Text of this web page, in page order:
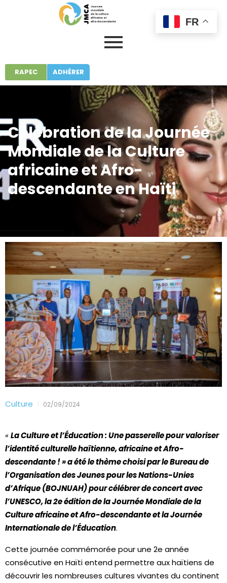
RAPEC ADHÉRER
Célébration de la Journée
Mondiale de la Culture
africaine et Afro-
descendante en Haïti
Culture 02/09/2024
«La Culture et l’Éducation : Une passerelle pour valoriser
l’identité culturelle haïtienne, africaine et Afro-
descendante ! » a été le thème choisi par le Bureau de
l’Organisation des Jeunes pour les Nations-Unies
d’Afrique (BOJNUAH) pour célébrer de concert avec
l’UNESCO, la 2e édition de la Journée Mondiale de la
Culture africaine et Afro-descendante et la Journée
Internationale de l’Éducation.
Cette journée commémorée pour une 2e année
consécutive en Haïti entend permettre aux haïtiens de
découvrir les nombreuses cultures vivantes du continent
FR